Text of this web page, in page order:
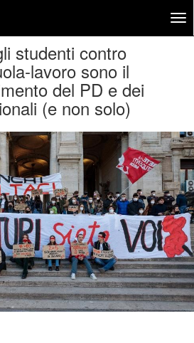
studenti contro
lavoro sono il
del PD e dei
(e non solo)